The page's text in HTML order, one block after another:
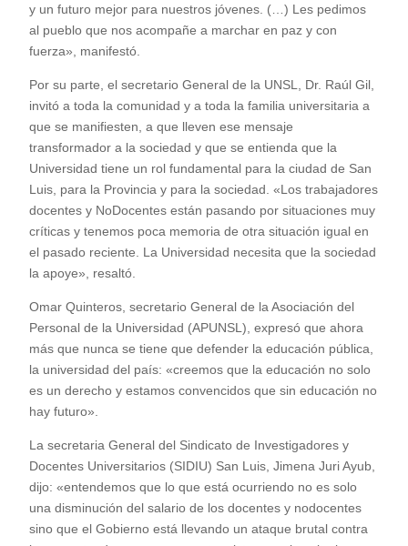
y un futuro mejor para nuestros jóvenes. (…) Les pedimos
al pueblo que nos acompañe a marchar en paz y con
fuerza», manifestó.
Por su parte, el secretario General de la UNSL, Dr. Raúl Gil,
invitó a toda la comunidad y a toda la familia universitaria a
que se manifiesten, a que lleven ese mensaje
transformador a la sociedad y que se entienda que la
Universidad tiene un rol fundamental para la ciudad de San
Luis, para la Provincia y para la sociedad. «Los trabajadores
docentes y NoDocentes están pasando por situaciones muy
críticas y tenemos poca memoria de otra situación igual en
el pasado reciente. La Universidad necesita que la sociedad
la apoye», resaltó.
Omar Quinteros, secretario General de la Asociación del
Personal de la Universidad (APUNSL), expresó que ahora
más que nunca se tiene que defender la educación pública,
la universidad del país: «creemos que la educación no solo
es un derecho y estamos convencidos que sin educación no
hay futuro».
La secretaria General del Sindicato de Investigadores y
Docentes Universitarios (SIDIU) San Luis, Jimena Juri Ayub,
dijo: «entendemos que lo que está ocurriendo no es solo
una disminución del salario de los docentes y nodocentes
sino que el Gobierno está llevando un ataque brutal contra